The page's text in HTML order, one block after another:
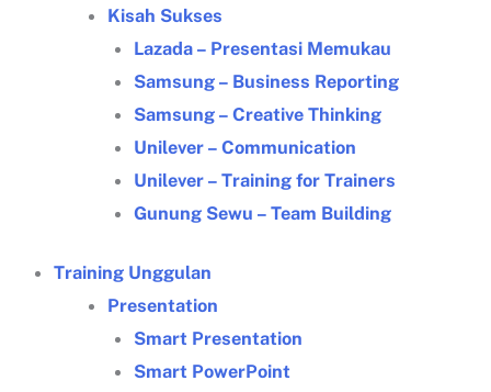
Kisah Sukses
Lazada – Presentasi Memukau
Samsung – Business Reporting
Samsung – Creative Thinking
Unilever – Communication
Unilever – Training for Trainers
Gunung Sewu – Team Building
Training Unggulan
Presentation
Smart Presentation
Smart PowerPoint